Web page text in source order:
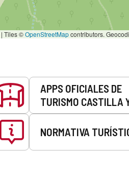
| Tiles ©OpenStreetMapcontributors.
APPS OFICIALES DE
TURISMO CASTILLA
NORMATIVA